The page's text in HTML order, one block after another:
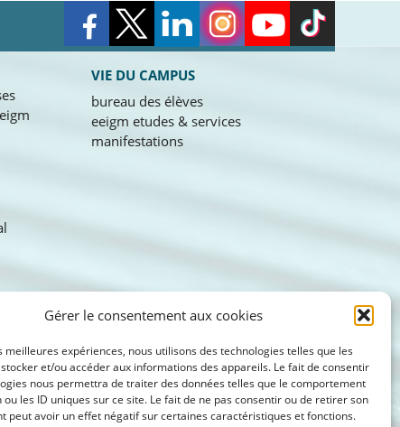
Gérer le consentement aux cookies
meilleures expériences, nous utilisons des technologies telles que les
et/ou accéder aux informations des appareils. Le fait de consentir
nous permettra de traiter des données telles que le comportement
ou les ID uniques sur ce site. Le fait de ne pas consentir ou de retirer son
peut avoir un effet négatif sur certaines caractéristiques et fonctions.
VIE DU CAMPUS
bureau des élèves
eeigm etudes & services
manifestations